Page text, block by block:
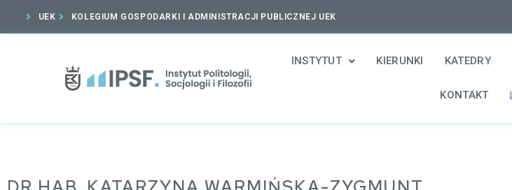
UEK KOLEGIUM GOSPODARKI I ADMINISTRACJI PUBLICZNEJ UEK
INSTYTUT KIERUNKI KATEDRY
KONTAKT